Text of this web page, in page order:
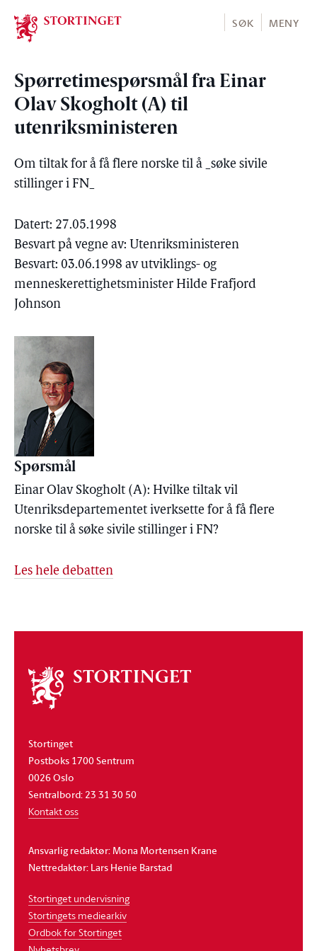
Stortinget.no
SØK MENY
Spørretimespørsmål fra Einar
Olav Skogholt (A) til
utenriksministeren
Om tiltak for å få flere norske til å _søke sivile
stillinger i FN_
Datert: 27.05.1998
Besvart på vegne av: Utenriksministeren
Besvart: 03.06.1998 av utviklings- og
menneskerettighetsminister Hilde Frafjord
Johnson
Spørsmål
Einar Olav Skogholt (A): Hvilke tiltak vil
Utenriksdepartementet iverksette for å få flere
norske til å søke sivile stillinger i FN?
Les hele debatten
Om
stortinget
Stortinget
Postboks 1700 Sentrum
0026 Oslo
Sentralbord: 23 31 30 50
Kontakt oss
Ansvarlig redaktør: Mona Mortensen Krane
Nettredaktør: Lars Henie Barstad
Stortinget undervisning
Stortingets mediearkiv
Ordbok for Stortinget